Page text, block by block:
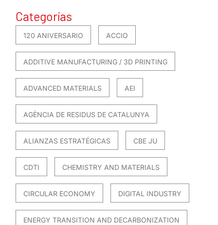
Categorías
120 ANIVERSARIO ACCIO
ADDITIVE MANUFACTURING / 3D PRINTING
ADVANCED MATERIALS AEI
AGÈNCIA DE RESIDUS DE CATALUNYA
ALIANZAS ESTRATÉGICAS CBE JU
CDTI CHEMISTRY AND MATERIALS
CIRCULAR ECONOMY DIGITAL INDUSTRY
ENERGY TRANSITION AND DECARBONIZATION